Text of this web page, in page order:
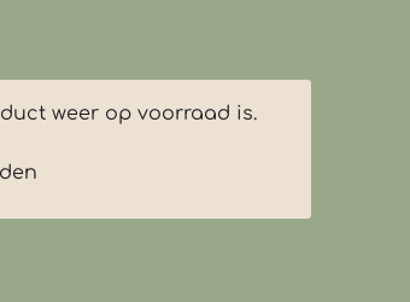
weer op voorraad is.